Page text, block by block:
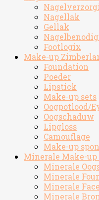
Nagellak
Gellak
Footlogix
Make-up
Foundation
Poeder
Lipstick
Make-up sets
Oogpotlood/
Oogschaduw
Lipgloss
Camouflage
Make-up
Minerale Make-up
Minerale
Minerale
Minerale
Minerale